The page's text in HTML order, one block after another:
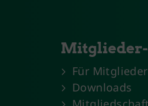
Für
Downloads